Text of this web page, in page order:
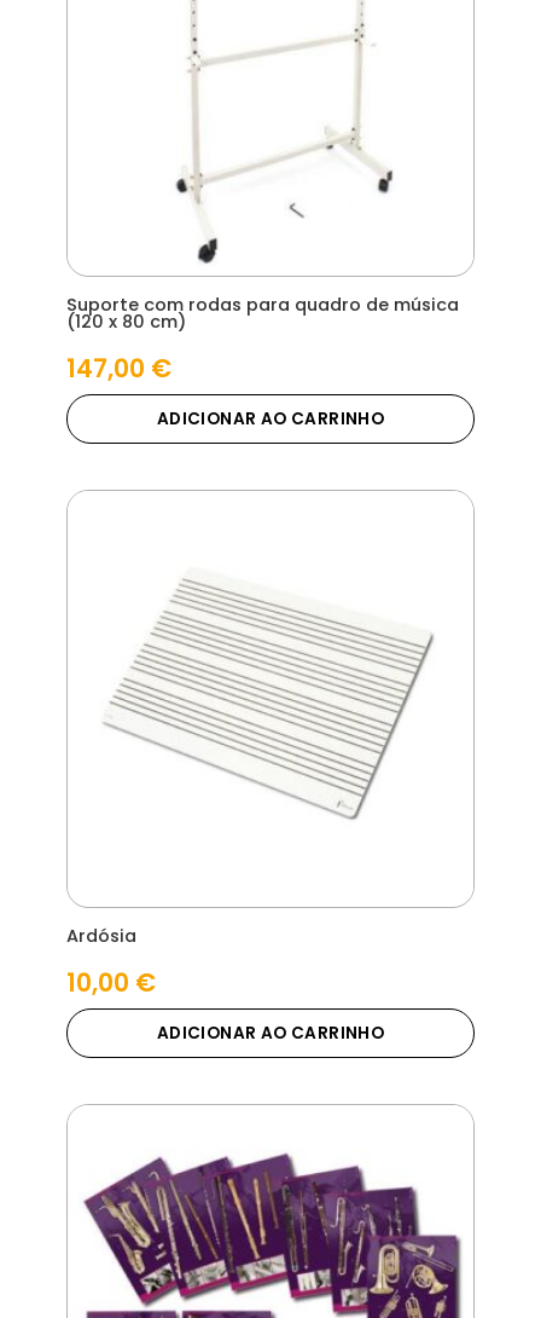
Suporte com rodas para quadro de música
(120 x 80 cm)
147,00 €
ADICIONAR AO CARRINHO
Ardósia
10,00 €
ADICIONAR AO CARRINHO